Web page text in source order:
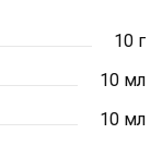
10 г
10 мл
10 мл